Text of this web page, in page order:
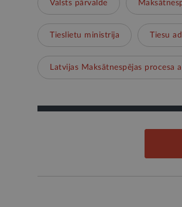
Valsts pārvalde
Tieslietu ministrija Tiesu
Latvijas Maksātnespējas procesa